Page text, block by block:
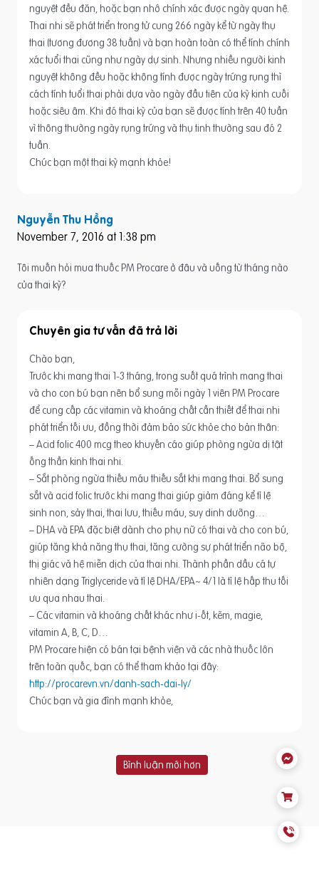
nguyệt đều đăn, hoặc bạn nhớ chính xác được ngày quan hệ.
Thai nhi sẽ phát triển trong tử cung 266 ngày kể từ ngày thụ
thai (tương đương 38 tuần) và bạn hoàn toàn có thể tính chính
xác tuổi thai cũng như ngày dự sinh. Nhưng nhiều người kinh
nguyệt không đều hoặc không tính được ngày trứng rụng thì
cách tính tuổi thai phải dựa vào ngày đầu tiên của kỳ kinh cuối
hoặc siêu âm. Khi đó thai kỳ của bạn sẽ được tính trên 40 tuần
vì thông thường ngày rụng trứng và thụ tinh thường sau đó 2
tuần.
Chúc bạn một thai kỳ mạnh khỏe!
Nguyễn Thu Hồng
November 7, 2016 at 1:38 pm
Tôi muốn hỏi mua thuốc PM Procare ở đâu và uống từ tháng nào
của thai kỳ?
Chuyên gia tư vấn
Chào bạn,
Trước khi mang thai 1-3 tháng, trong suốt quá trình mang thai
và cho con bú bạn nên bổ sung mỗi ngày 1 viên PM Procare
để cung cấp các vitamin và khoáng chất cần thiết để thai nhi
phát triển tối ưu, đồng thời đảm bảo sức khỏe cho bản thân:
– Acid folic 400 mcg theo khuyến cáo giúp phòng ngừa dị tật
ống thần kinh thai nhi.
– Sắt phòng ngừa thiếu máu thiếu sắt khi mang thai. Bổ sung
sắt và acid folic trước khi mang thai giúp giảm đáng kể tỉ lệ
sinh non, sảy thai, thai lưu, thiếu máu, suy dinh dưỡng…
– DHA và EPA đặc biệt dành cho phụ nữ có thai và cho con bú,
giúp tăng khả năng thụ thai, tăng cường sự phát triển não bộ,
thị giác và hệ miễn dịch của thai nhi. Thành phần dầu cá tự
nhiên dạng Triglyceride và tỉ lệ DHA/EPA~ 4/1 là tỉ lệ hấp thu tối
ưu qua nhau thai.
– Các vitamin và khoáng chất khác như i-ốt, kẽm, magie,
vitamin A, B, C, D…
PM Procare hiện có bán tại bệnh viện và các nhà thuốc lớn
trên toàn quốc, bạn có thể tham khảo tại đây:
http://procarevn.vn/danh-sach-dai-ly/
Chúc bạn và gia đình mạnh khỏe,
Bình luận mới hơn